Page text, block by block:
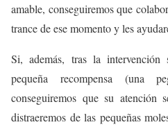
amable, conseguiremos que
trance de ese momento y les
Si, además, tras la intervención
pequeña recompensa (una
conseguiremos que su
distraeremos de las pequeñas